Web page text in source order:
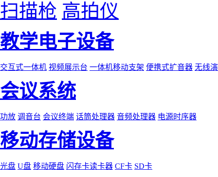
扫描枪 高拍仪
教学电子设备
交互式一体机 视频展示台 一体机移动支架 便携式扩音器 无线
会议系统
功放 调音台 会议终端 话筒处理器 音频处理器 电源时序器
移动存储设备
光盘 U盘 移动硬盘 闪存卡读卡器 CF卡 SD卡